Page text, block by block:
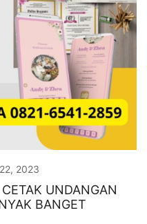
2023
UNDANGAN
BANGET